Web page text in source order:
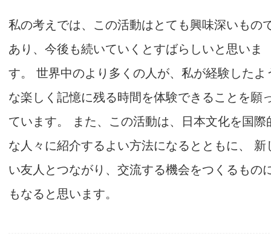
私の考えでは、この活動はとても興味深いもの
あり、今後も続いていくとすばらしいと思いま
す。 世界中のより多くの人が、私が経験したよ
な楽しく記憶に残る時間を体験できることを願
ています。 また、この活動は、日本文化を国際
な人々に紹介するよい方法になるとともに、 新
い友人とつながり、交流する機会をつくるもの
もなると思います。